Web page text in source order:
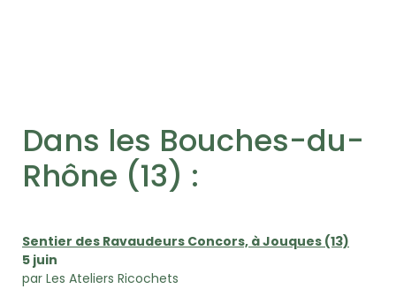
Dans les Bouches-du-
Rhône (13) :
Sentier des Ravaudeurs Concors, à Jouques (13)
5 juin
par Les Ateliers Ricochets